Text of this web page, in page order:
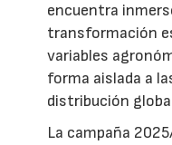
encuentra
transformación
variables
forma aislada a
distribución
La campaña